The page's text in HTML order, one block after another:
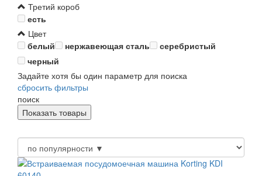
Третий короб
есть
Цвет
белый
нержавеющая сталь
серебристый
черный
Задайте хотя бы один параметр для поиска
сбросить фильтры
поиск